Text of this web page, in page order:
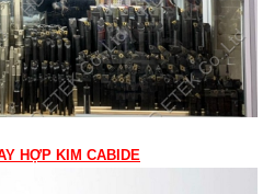
HỢP KIM CABIDE